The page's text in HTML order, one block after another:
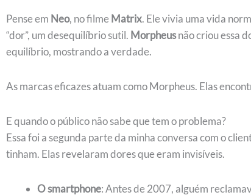
Pense em Neo, no filme Matrix. Ele vivia uma vida
“dor”, um desequilíbrio sutil. Morpheusnão criou essa
equilíbrio, mostrando a verdade.
As marcas eficazes atuam como Morpheus. Elas
E quando o público não sabe que tem o problema?
Essa foi a segunda parte da minha conversa com o
tinham. Elas revelaram dores que eram invisíveis.
O smartphone: Antes de 2007, alguém